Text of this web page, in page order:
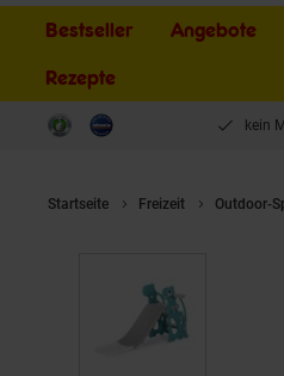
Bestseller Angebote
Rezepte
kein
Startseite Freizeit Outdoor-